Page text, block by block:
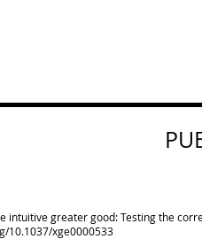
intuitive greater good: Testing the
10.1037/xge0000533